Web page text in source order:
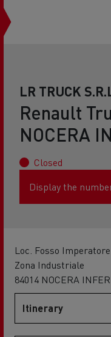
LR TRUCK
Renault
NOCERA
Closed
Display the
Loc. Fosso
Zona Industriale
84014 NOCERA
Itinerary